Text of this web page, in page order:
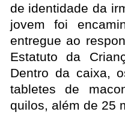
de identidade da
jovem foi
entregue ao
Estatuto da
Dentro da caixa,
tabletes de
quilos, além de 25